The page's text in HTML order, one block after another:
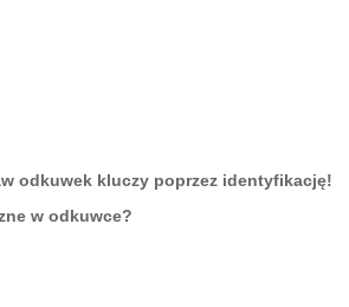
odkuwek kluczy poprzez identyfikację!
w odkuwce?